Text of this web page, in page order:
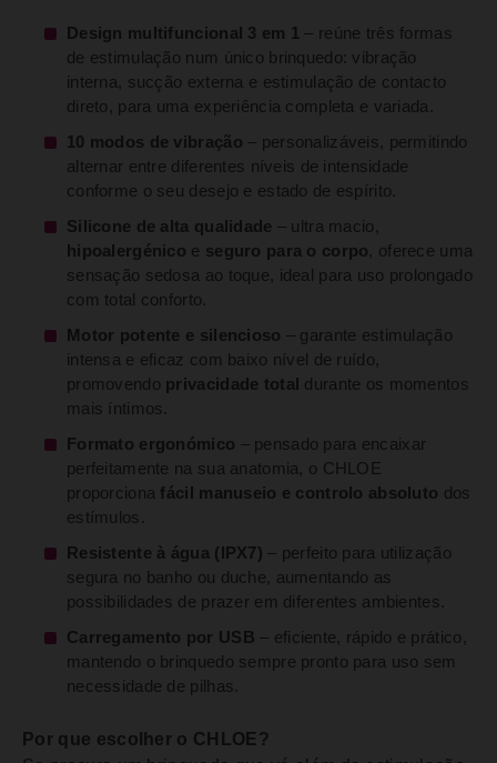
Design multifuncional 3 em 1 – reúne três formas
de estimulação num único brinquedo: vibração
interna, sucção externa e estimulação de contacto
direto, para uma experiência completa e variada.
10 modos de vibração – personalizáveis, permitindo
alternar entre diferentes níveis de intensidade
conforme o seu desejo e estado de espírito.
Silicone de alta qualidade – ultra macio,
hipoalergénico e seguro para o corpo, oferece uma
sensação sedosa ao toque, ideal para uso prolongado
com total conforto.
Motor potente e silencioso – garante estimulação
intensa e eficaz com baixo nível de ruído,
promovendo privacidade total
durante os momentos
mais íntimos.
Formato ergonómico – pensado para encaixar
perfeitamente na sua anatomia, o CHLOE
proporciona fácil manuseio e controlo absoluto dos
estímulos.
Resistente à água (IPX7) – perfeito para utilização
segura no banho ou duche, aumentando as
possibilidades de prazer em diferentes ambientes.
Carregamento por USB – eficiente, rápido e prático,
mantendo o brinquedo sempre pronto para uso sem
necessidade de pilhas.
Por que escolher o CHLOE?